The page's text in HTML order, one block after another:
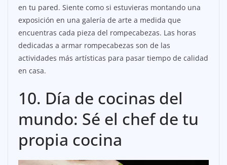
en tu pared. Siente como si estuvieras montando una
exposición en una galería de arte a medida que
encuentras cada pieza del rompecabezas. Las horas
dedicadas a armar rompecabezas son de las
actividades más artísticas para pasar tiempo de calidad
en casa.
10. Día de cocinas del
mundo: Sé el chef de tu
propia cocina